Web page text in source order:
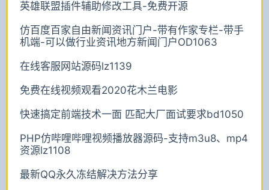
英雄联盟插件辅助修改工具-免费开源
仿百度百家自由新闻资讯门户-带有作家专栏-带手
机端-可以做行业资讯地方新闻门户OD1063
在线客服网站源码lz1139
免费在线视频观看2020花木兰电影
快速搞定前端技术一面 匹配大厂面试要求bd1050
PHP仿哔哩哔哩视频播放器源码-支持m3u8、mp4
资源lz1108
最新QQ永久冻结解决方法分享